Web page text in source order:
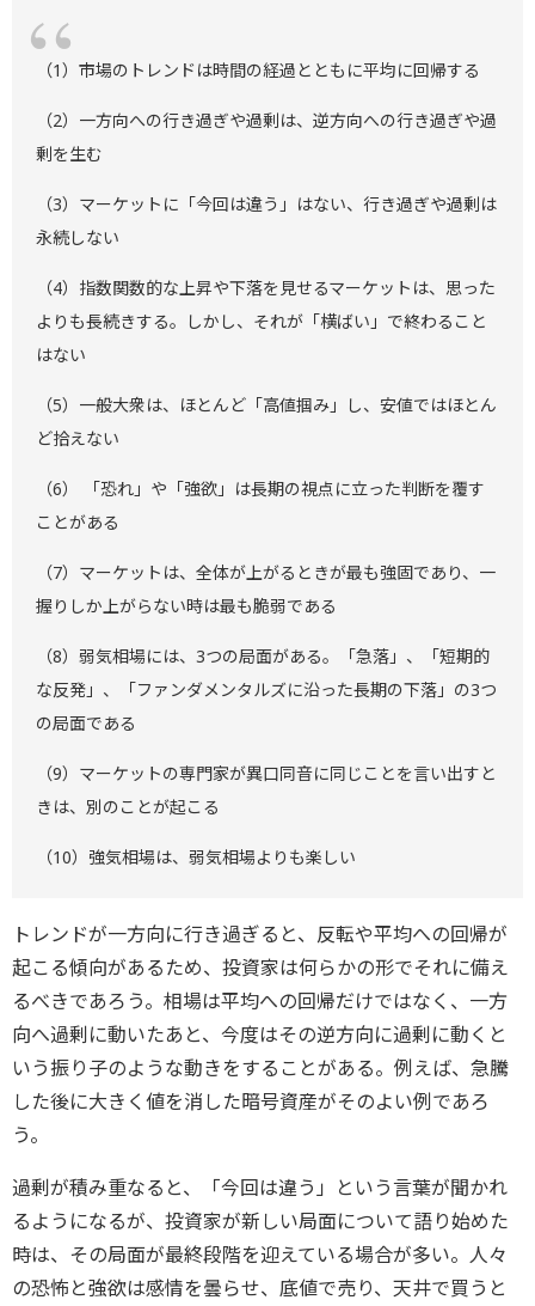
（1）市場のトレンドは時間の経過とともに平均に回帰する
（2）一方向への行き過ぎや過剰は、逆方向への行き過ぎや過
剰を生む
（3）マーケットに「今回は違う」はない、行き過ぎや過剰は
永続しない
（4）指数関数的な上昇や下落を見せるマーケットは、思った
よりも長続きする。しかし、それが「横ばい」で終わること
はない
（5）一般大衆は、ほとんど「高値掴み」し、安値ではほとん
ど拾えない
（6） 「恐れ」や「強欲」は長期の視点に立った判断を覆す
ことがある
（7）マーケットは、全体が上がるときが最も強固であり、一
握りしか上がらない時は最も脆弱である
（8）弱気相場には、3つの局面がある。「急落」、「短期的
な反発」、「ファンダメンタルズに沿った長期の下落」の3つ
の局面である
（9）マーケットの専門家が異口同音に同じことを言い出すと
きは、別のことが起こる
（10）強気相場は、弱気相場よりも楽しい
トレンドが一方向に行き過ぎると、反転や平均への回帰が
起こる傾向があるため、投資家は何らかの形でそれに備え
るべきであろう。相場は平均への回帰だけではなく、一方
向へ過剰に動いたあと、今度はその逆方向に過剰に動くと
いう振り子のような動きをすることがある。例えば、急騰
した後に大きく値を消した暗号資産がそのよい例であろ
う。
過剰が積み重なると、「今回は違う」という言葉が聞かれ
るようになるが、投資家が新しい局面について語り始めた
時は、その局面が最終段階を迎えている場合が多い。人々
の恐怖と強欲は感情を曇らせ、底値で売り、天井で買うと